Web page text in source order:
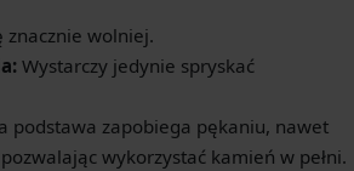
znacznie wolniej.
Wystarczy jedynie spryskać
podstawa zapobiega pękaniu, nawet
wykorzystać kamień w pełni.